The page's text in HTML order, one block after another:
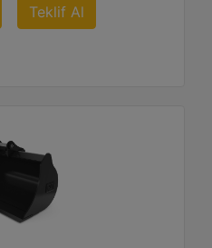
Teklif Al